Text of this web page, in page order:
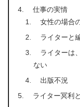
仕事の実情
女性の場合
ライターと
ライターは
ない
出版不況
ライター冥利